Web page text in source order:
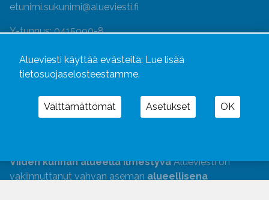
etunimi.sukunimi@alueviesti.fi
Y-tunnus: 0415990-8
Seuraa meitä
Hallitse evästeitä
Viiden kunnan alueella ilmestyväAlueviesti on
vakiinnuttanut vahvan aseman alueellisena
Alueviesti käyttää evästeitä: Lue lisää
tietosuojaselosteestamme.
Välttämättömät Asetukset OK